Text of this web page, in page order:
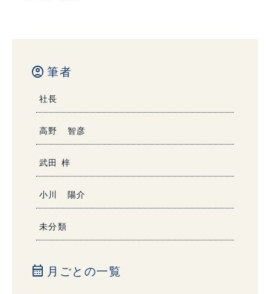
account_circle 筆者
社長
高野 智彦
武田 梓
小川 陽介
未分類
calendar_month 月ごとの一覧